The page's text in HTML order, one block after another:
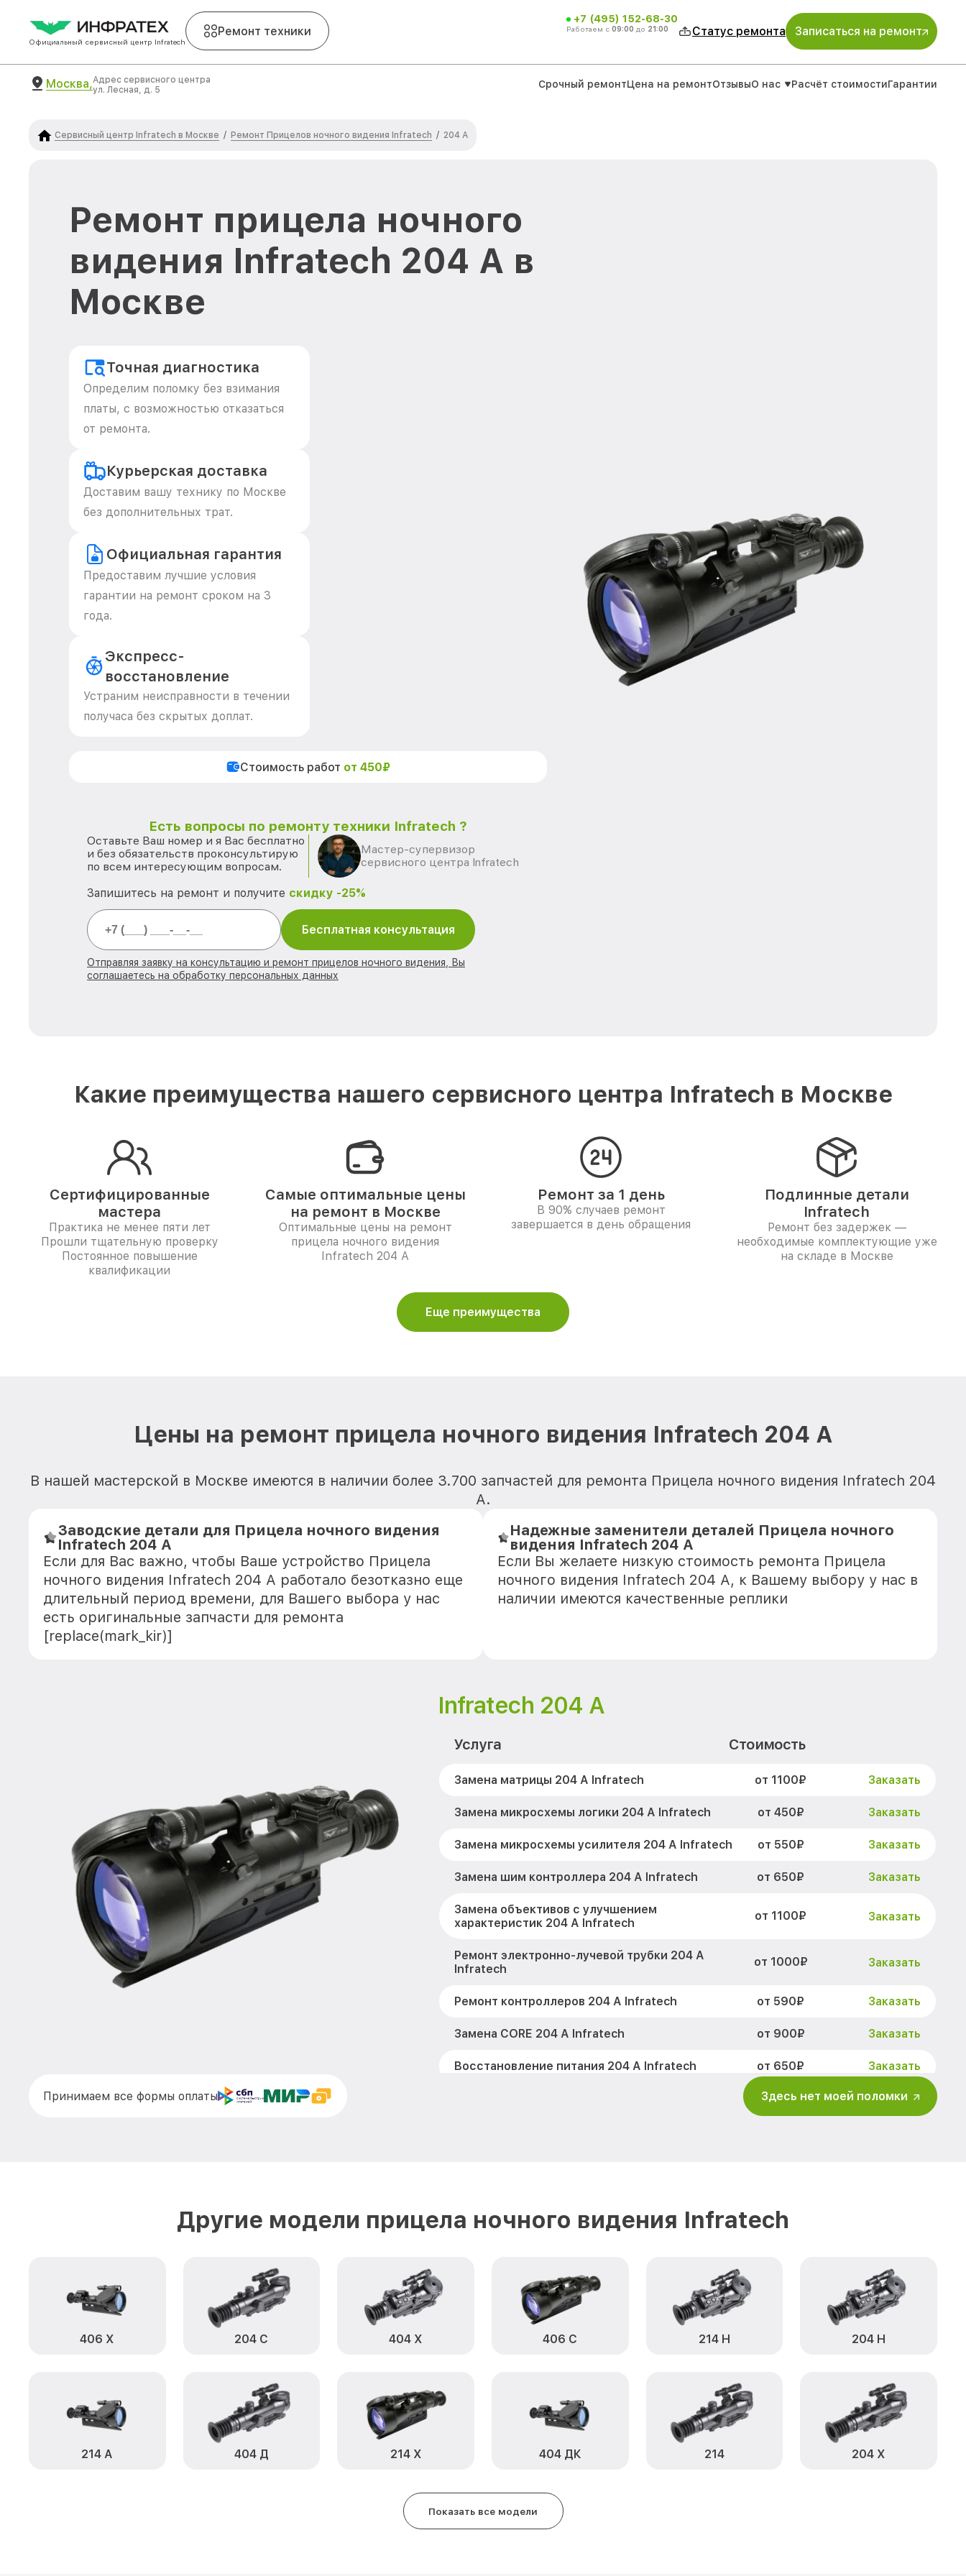
Официальный сервисный центр Infratech
Ремонт техники
+7 (495) 152-68-30
Работаем с 09:00 до 21:00 Статус ремонта Записаться на ремонт
Москва,Адрес сервисного центра
ул. Лесная, д. 5
Срочный ремонтЦена на ремонтОтзывыО нас Расчёт стоимостиГарантии
Сервисный центр Infratech в Москве / Ремонт Прицелов ночного видения Infratech / 204 А
Ремонт прицела ночного
видения Infratech 204 А в
Москве
Точная диагностика
Определим поломку без взимания
платы, с возможностью отказаться
от ремонта.
Курьерская доставка
Доставим вашу технику по Москве
без дополнительных трат.
Официальная гарантия
Предоставим лучшие условия
гарантии на ремонт сроком на 3
года.
Экспресс-
восстановление
Устраним неисправности в течении
получаса без скрытых доплат.
Стоимость работ от 450₽
Есть вопросы по ремонту техники Infratech ?
Оставьте Ваш номер и я Вас бесплатно
и без обязательств проконсультирую
по всем интересующим вопросам.
Мастер-супервизор
сервисного центра Infratech
Запишитесь на ремонт и получите скидку -25%
Бесплатная консультация
Отправляя заявку на консультацию и ремонт прицелов ночного видения, Вы
соглашаетесь на обработку персональных данных
Какие преимущества нашего сервисного центра Infratech в Москве
Сертифицированные
мастера
Практика не менее пяти лет
Прошли тщательную проверку
Постоянное повышение
квалификации
Самые оптимальные цены
на ремонт в Москве
Оптимальные цены на ремонт
прицела ночного видения
Infratech 204 А
Ремонт за 1 день
В 90% случаев ремонт
завершается в день обращения
Подлинные детали
Infratech
Ремонт без задержек —
необходимые комплектующие уже
на складе в Москве
Еще преимущества
Цены на ремонт прицела ночного видения Infratech 204 А
В нашей мастерской в Москве имеются в наличии более 3.700 запчастей для ремонта Прицела ночного видения Infratech 204
А.
Заводские детали для Прицела ночного видения
Infratech 204 А
Если для Вас важно, чтобы Ваше устройство Прицела
ночного видения Infratech 204 А работало безотказно еще
длительный период времени, для Вашего выбора у нас
есть оригинальные запчасти для ремонта
[replace(mark_kir)]
Надежные заменители деталей Прицела ночного
видения Infratech 204 А
Если Вы желаете низкую стоимость ремонта Прицела
ночного видения Infratech 204 А, к Вашему выбору у нас в
наличии имеются качественные реплики
Infratech 204 А
Услуга Стоимость
Замена матрицы 204 А Infratech от 1100₽ Заказать
Замена микросхемы логики 204 А Infratech от 450₽ Заказать
Замена микросхемы усилителя 204 А Infratech от 550₽ Заказать
Замена шим контроллера 204 А Infratech от 650₽ Заказать
Замена объективов с улучшением
характеристик 204 А Infratech
от 1100₽ Заказать
Ремонт электронно-лучевой трубки 204 А
Infratech
от 1000₽ Заказать
Ремонт контроллеров 204 А Infratech от 590₽ Заказать
Замена CORE 204 А Infratech от 900₽ Заказать
Восстановление питания 204 А Infratech от 650₽ Заказать
от 2000₽ Заказать
Ремонт встроенного дальнометра и других
устройств 204 А Infratech
от 750₽
Заказать
Ремонт цепи питания 204 А Infratech Заказать
Замена USB порта 204 А Infratech Заказать
Замена аккумулятора 204 А Infratech Заказать
Замена корпуса 204 А Infratech Заказать
Замена дисплея (экрана) 204 А Infratech Заказать
Прошивка (Обновление ПО) 204 А Infratech
Ремонт платы управления (восстановление)
Принимаем все формы оплаты Здесь нет моей поломки
Другие модели прицела ночного видения Infratech
406 Х 204 С 404 Х 406 С 214 Н 204 Н
214 А 404 Д 214 Х 404 ДК 214 204 Х
Показать все модели